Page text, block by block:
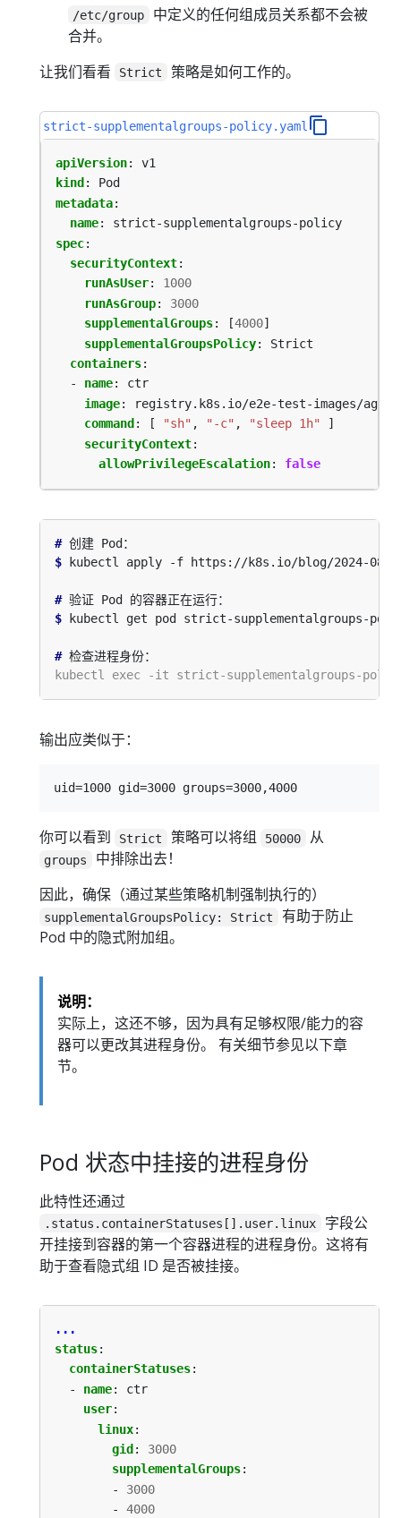
/etc/group
中定义的任何组成员关系都不会被
合并。
让我们看看
Strict 策略是如何工作的。
strict-supplementalgroups-policy.yaml
apiVersion:
v1
kind :
Pod
metadata:
name:
strict-supplementalgroups-policy
spec:
securityContext:
runAsUser:
1000
runAsGroup:
3000
supplementalGroups: [4000]
supplementalGroupsPolicy:
Strict
containers:
- name:
ctr
image:
registry.k8s.io/e2e-test-images/
command : [ "sh" , "-c" , "sleep 1h"
]
securityContext:
allowPrivilegeEscalation: false
#
$
#
$
#
输出应类似于：
你可以看到 Strict 策略可以将组 50000 从
groups
中排除出去！
因此，确保（通过某些策略机制强制执行的）
supplementalGroupsPolicy: Strict
有助于防止
Pod 中的隐式附加组。
说明：
实际上，这还不够，因为具有足够权限/能力的容
器可以更改其进程身份。 有关细节参见以下章
节。
Pod 状态中挂接的进程身份
此特性还通过
.status.containerStatuses[].user.linux
字段公
开挂接到容器的第一个容器进程的进程身份。这将有
助于查看隐式组 ID 是否被挂接。
...
status:
containerStatuses:
- name:
ctr
user:
linux:
gid :
3000
supplementalGroups:
- 3000
- 4000